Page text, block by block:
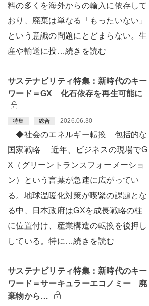
料の多くを海外からの輸入に依存して
おり、廃棄は単なる「もったいない」
という意識の問題にとどまらない。生
産や輸送に投…続きを読む
サステナビリティ特集：新時代のキー
ワード＝GX 化石依存を再生可能に
特集 総合 2026.06.30
◆社会のエネルギー転換 包括的な
国家戦略 近年、ビジネスの現場でG
X（グリーントランスフォーメーショ
ン）という言葉が急速に広がってい
る。地球温暖化対策が喫緊の課題とな
る中、日本政府はGXを成長戦略の柱
に位置付け、産業構造の転換を後押し
している。特に…続きを読む
サステナビリティ特集：新時代のキー
ワード＝サーキュラーエコノミー 廃
棄物から…